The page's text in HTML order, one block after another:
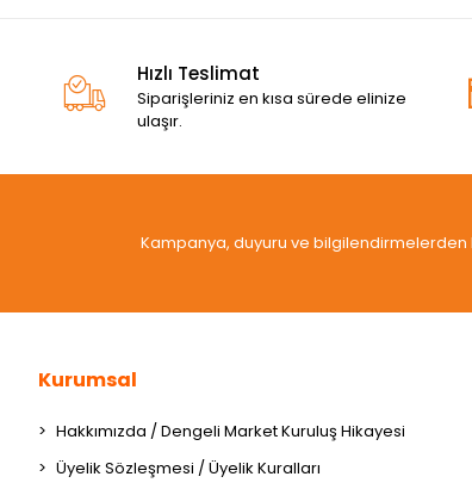
Hızlı Teslimat
Siparişleriniz en kısa sürede elinize
ulaşır.
Kampanya, duyuru ve bilgilendirmelerden
Kurumsal
Hakkımızda / Dengeli Market Kuruluş Hikayesi
Üyelik Sözleşmesi / Üyelik Kuralları